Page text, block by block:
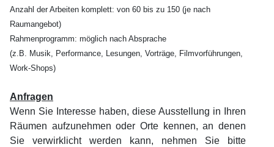
Anzahl der Arbeiten komplett: von 60 bis zu 150 (je nach
Raumangebot)
Rahmenprogramm: möglich nach Absprache
(z.B. Musik, Performance, Lesungen, Vorträge, Filmvorführungen,
Work-Shops)
Anfragen
Wenn Sie Interesse haben, diese Ausstellung in Ihren
Räumen aufzunehmen oder Orte kennen, an denen
Sie verwirklicht werden kann, nehmen Sie bitte